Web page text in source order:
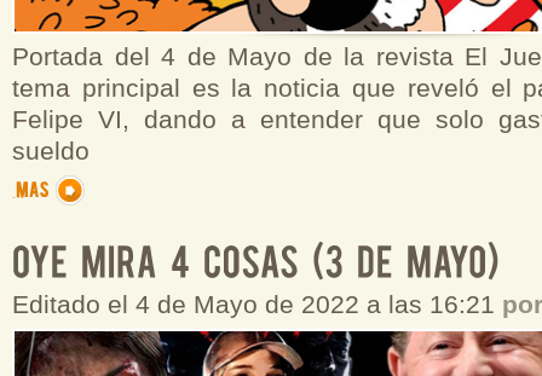
Portada del 4 de Mayo de la revista El
tema principal es la noticia que reveló el
Felipe VI, dando a entender que solo
sueldo
Editado el 4 de Mayo de 2022 a las 16:21